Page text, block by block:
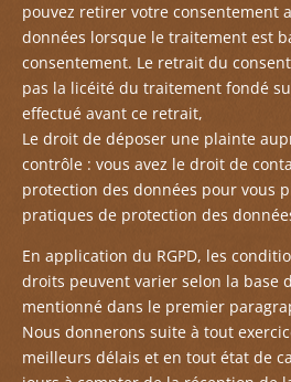
pouvez retirer votre consentement
données lorsque le traitement est
consentement. Le retrait du
pas la licéité du traitement fondé
effectué avant ce retrait,
Le droit de déposer une plainte
contrôle : vous avez le droit de
protection des données pour vous
pratiques de protection des
En application du RGPD, les
droits peuvent varier selon la base
mentionné dans le premier
Nous donnerons suite à tout
meilleurs délais et en tout état de